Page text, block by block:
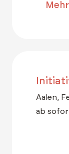
Aalen,
ab